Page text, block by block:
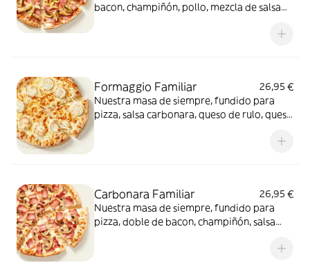
bacon, champiñón, pollo, mezcla de salsa
Formaggio Familiar
26,95 €
Nuestra masa de siempre, fundido para
pizza, salsa carbonara, queso de rulo, queso
cheddar, gouda, emmental , mozzarella y
Carbonara Familiar
26,95 €
Nuestra masa de siempre, fundido para
pizza, doble de bacon, champiñón, salsa